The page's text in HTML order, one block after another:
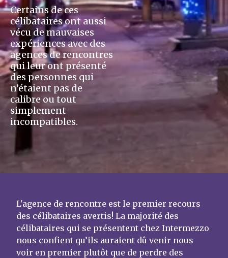
Certains de ces
célibataires ont aussi
vécu de mauvaises
expériences avec des
agences de rencontres
qui leur ont présenté
des personnes qui
n’étaient pas de
calibre ou tout
simplement
incompatibles.
L'agence de rencontre est le premier recours
des célibataires avertis! La majorité des
célibataires qui se présentent chez Intermezzo
nous confient qu’ils auraient dû venir nous
voir en premier plutôt que de perdre des